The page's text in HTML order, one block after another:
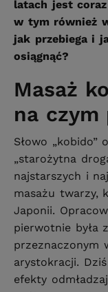
latach jest
w tym również
jak przebiega i
osiągnąć?
Masaż
na czym
Słowo „kobido”
„starożytna
najstarszych i
masażu twarzy,
Japonii.
pierwotnie była
przeznaczonym
arystokracji.
efekty